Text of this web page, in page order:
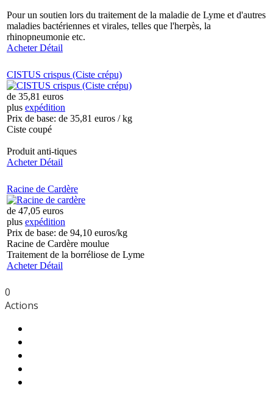
Pour un soutien lors du traitement de la maladie de Lyme et d'autres
maladies bactériennes et virales, telles que l'herpès, la
rhinopneumonie etc.
AcheterDétail
CISTUS crispus (Ciste crépu)
de 35,81 euros
plus expédition
Prix de base: de 35,81 euros / kg
Ciste coupé
Produit anti-tiques
AcheterDétail
Racine de Cardère
de 47,05 euros
plus expédition
Prix de base: de 94,10 euros/kg
Racine de Cardère moulue
Traitement de la borréliose de Lyme
AcheterDétail
0
Actions